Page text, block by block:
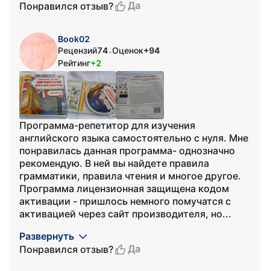
Понравился отзыв?
Да
Book02
Рецензий74•Оценок+94
Рейтинг+2
Программа-репетитор для изучения
английского языка самостоятельно с нуля. Мне
понравилась данная программа- однозначно
рекомендую. В ней вы найдете правила
грамматики, правила чтения и многое другое.
Программа лицензионная защищена кодом
активации - пришлось немного помучатся с
активацией через сайт производителя, но...
Развернуть
Понравился отзыв?
Да